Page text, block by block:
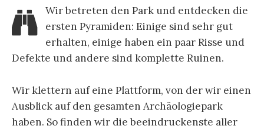
Wir betreten den Park und entdecken die
ersten Pyramiden: Einige sind sehr gut
erhalten, einige haben ein paar Risse und
Defekte und andere sind komplette Ruinen.
Wir klettern auf eine Plattform, von der wir einen
Ausblick auf den gesamten Archäologiepark
haben. So finden wir die beeindruckenste aller